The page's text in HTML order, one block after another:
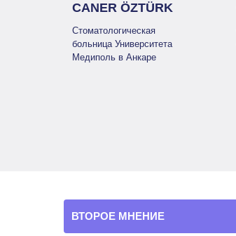
CANER ÖZTÜRK
Стоматологическая
больница Университета
Медиполь в Анкаре
ВТОРОЕ МНЕНИЕ